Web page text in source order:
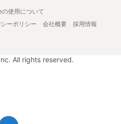
使用について
ーポリシー 会社概要
採用情報
All rights reserved.